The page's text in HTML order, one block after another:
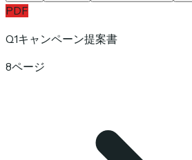
PDF
Q1キャンペーン提案書
8ページ